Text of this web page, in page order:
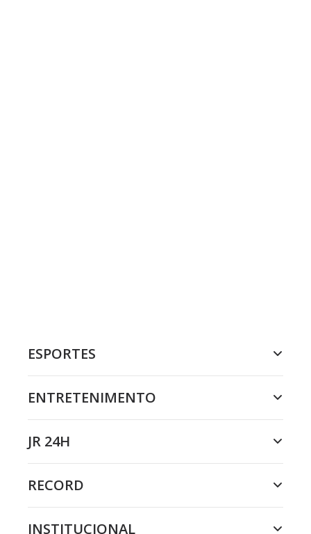
ESPORTES
ENTRETENIMENTO
JR 24H
RECORD
INSTITUCIONAL